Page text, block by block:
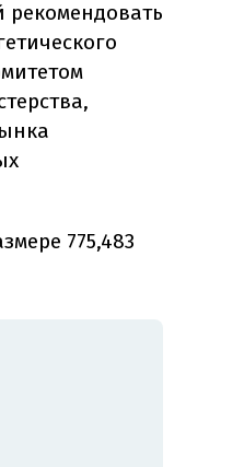
рекомендовать
775,483